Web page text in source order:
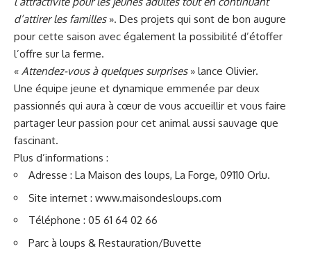
d’attirer les familles». Des projets qui sont de bon augure
pour cette saison avec également la possibilité d’étoffer
l’offre sur la ferme.
« Attendez-vous à quelques surprises» lance Olivier.
Une équipe jeune et dynamique emmenée par deux
passionnés qui aura à cœur de vous accueillir et vous faire
partager leur passion pour cet animal aussi sauvage que
fascinant.
Plus d’informations :
Adresse : La Maison des loups, La Forge, 09110 Orlu.
Site internet : www.maisondesloups.com
Téléphone : 05 61 64 02 66
Parc à loups & Restauration/Buvette